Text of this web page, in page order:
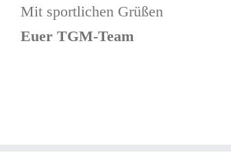
Mit sportlichen Grüßen
Euer TGM-Team